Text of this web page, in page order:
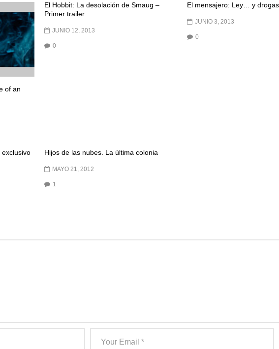
of an
El Hobbit: La desolación de Smaug –
Primer trailer
JUNIO 12, 2013
0
El mensajero: Ley… y
JUNIO 3, 2013
0
Hijos de las nubes. La última colonia
MAYO 21, 2012
1